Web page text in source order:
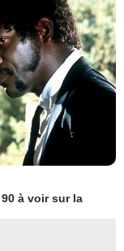
à voir sur la